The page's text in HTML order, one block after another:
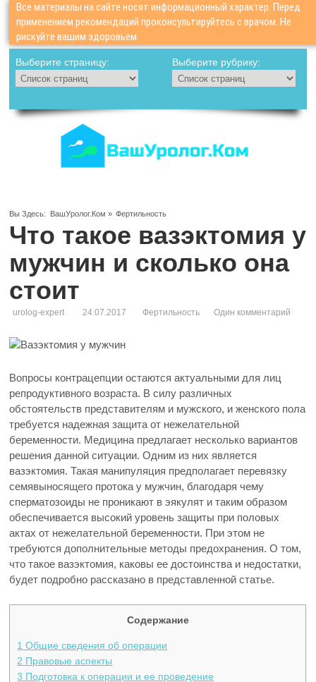
Все материалы на сайте носят информационный характер. Перед
применением рекомендаций проконсультируйтесь с врачом. Не
рискуйте вашим здоровьем.
Выберите страницу: Выберите рубрику:
Вы Здесь: ВашУролог.Ком » Фертильность
Что такое вазэктомия у
мужчин и сколько она
стоит
urolog-expert 24.07.2017 Фертильность Один комментарий
Вопросы контрацепции остаются актуальными для лиц
репродуктивного возраста. В силу различных
обстоятельств представителям и мужского, и женского пола
требуется надежная защита от нежелательной
беременности. Медицина предлагает несколько вариантов
решения данной ситуации. Одним из них является
вазэктомия. Такая манипуляция предполагает перевязку
семявыносящего протока у мужчин, благодаря чему
сперматозоиды не проникают в эякулят и таким образом
обеспечивается высокий уровень защиты при половых
актах от нежелательной беременности. При этом не
требуются дополнительные методы предохранения. О том,
что такое вазэктомия, каковы ее достоинства и недостатки,
будет подробно рассказано в представленной статье.
Содержание
1 Общие сведения об операции
2 Правовые аспекты
3 Подготовка к операции и ее проведение